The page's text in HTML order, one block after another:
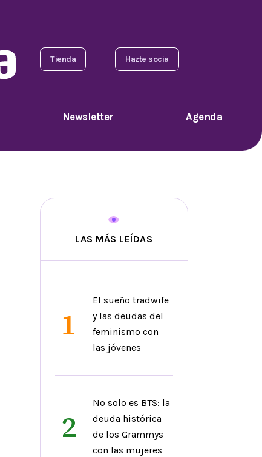
Tienda Hazte socia
Newsletter Agenda
LAS MÁS LEÍDAS
1
El sueño tradwife
y las deudas del
feminismo con
las jóvenes
2
No solo es BTS: la
deuda histórica
de los Grammys
con las mujeres